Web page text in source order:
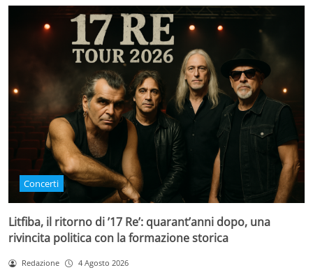
Concerti
Litfiba, il ritorno di ’17 Re’: quarant’anni dopo, una
rivincita politica con la formazione storica
Redazione 4 Agosto 2026